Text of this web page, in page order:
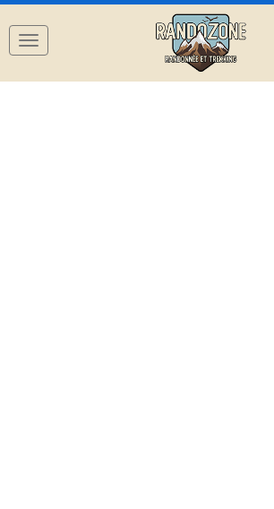
Navigation